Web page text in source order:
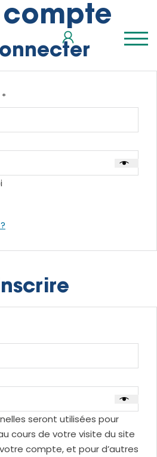
*Obligatoire
seront utilisées pour
cours de votre visite du site
compte, et pour d’autres